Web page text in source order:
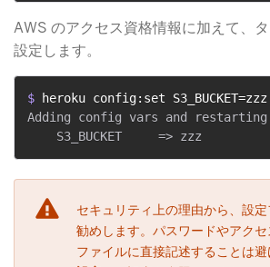
AWS のアクセス資格情報に加えて、
設定します。
$
heroku config:set S3_BUCKET=zzz
Adding config vars and
セキュリティ上の理由から、設
勧めします。パスワードやアク
ファイルに直接記述することは